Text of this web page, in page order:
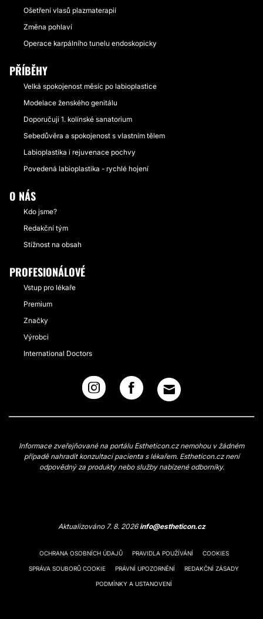
Ošetření vlasů plazmaterapií
Změna pohlaví
Operace karpálního tunelu endoskopicky
PŘÍBĚHY
Velká spokojenost měsíc po labioplastice
Modelace ženského genitálu
Doporučuji 1. kolínské sanatorium
Sebedůvěra a spokojenost s vlastním tělem
Labioplastika i rejuvenace pochvy
Povedená labioplastika - rychlé hojení
O NÁS
Kdo jsme?
Redakční tým
Stížnost na obsah
PROFESIONÁLOVÉ
Vstup pro lékaře
Premium
Značky
Výrobci
International Doctors
Informace zveřejňované na portálu Estheticon.cz nemohou v žádném
případě nahradit konzultaci pacienta s lékařem. Estheticon.cz není
odpovědný za produkty nebo služby nabízené odborníky.
Aktualizováno 7. 8. 2026info@estheticon.cz
OCHRANA OSOBNÍCH ÚDAJŮ PRAVIDLA POUŽÍVÁNÍ COOKIES
SPRÁVA SOUBORŮ COOKIE PRÁVNÍ UPOZORNĚNÍ REDAKČNÍ ZÁSADY
PODMÍNKY A USTANOVENÍ